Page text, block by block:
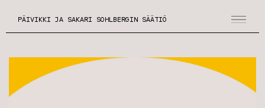
PÄIVIKKI JA SAKARI SOHLBERGIN SÄÄTIÖ